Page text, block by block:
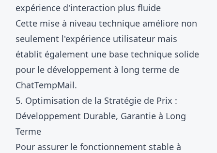
expérience d'interaction plus fluide
Cette mise à niveau technique améliore non
seulement l'expérience utilisateur mais
établit également une base technique solide
pour le développement à long terme de
ChatTempMail.
5. Optimisation de la Stratégie de Prix :
Développement Durable, Garantie à Long
Terme
Pour assurer le fonctionnement stable à